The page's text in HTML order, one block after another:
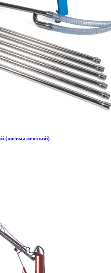
(пневматический)